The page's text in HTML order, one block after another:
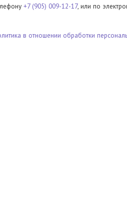
+7 (905) 009-12-17, или по
в отношении обработки